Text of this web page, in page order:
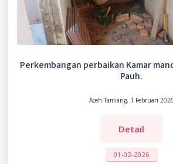
Perkembangan perbaikan Kamar
Pauh.
Aceh Tamiang, 1 Februari 2026
Detail
01-02-2026